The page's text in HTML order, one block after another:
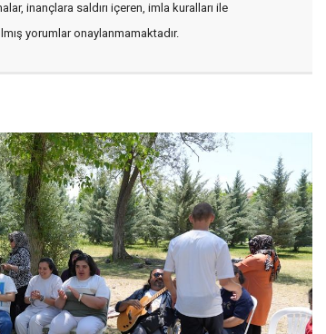
inançlara saldırı içeren, imla kuralları ile
yorumlar onaylanmamaktadır.